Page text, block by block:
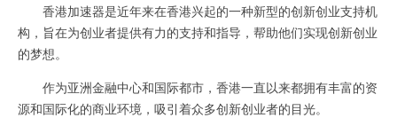
香港加速器是近年来在香港兴起的一种新型的创新创业支持机
构，旨在为创业者提供有力的支持和指导，帮助他们实现创新创业
的梦想。
作为亚洲金融中心和国际都市，香港一直以来都拥有丰富的资
源和国际化的商业环境，吸引着众多创新创业者的目光。